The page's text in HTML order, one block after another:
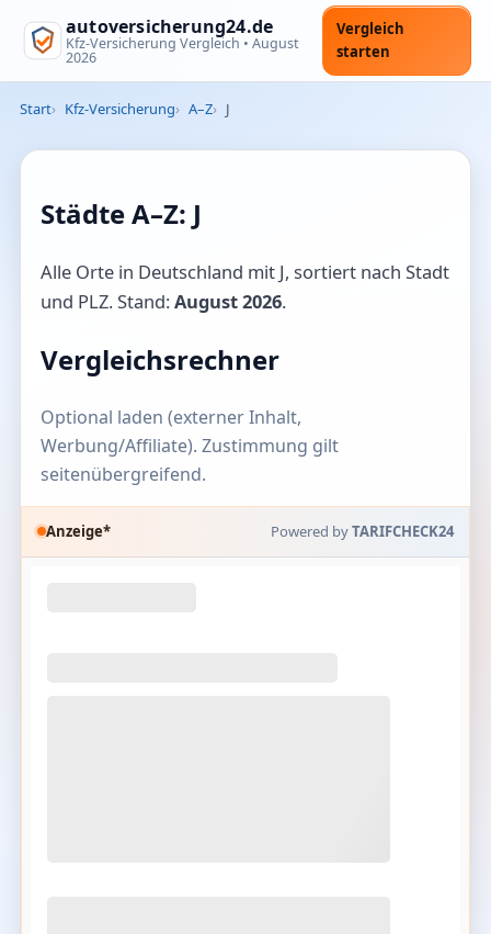
autoversicherung24.de
Kfz-Versicherung Vergleich • August
2026
Vergleich
starten
Start Kfz-Versicherung A–Z J
Städte A–Z: J
Alle Orte in Deutschland mit J, sortiert nach Stadt
und PLZ. Stand:August 2026.
Vergleichsrechner
Optional laden (externer Inhalt,
Werbung/Affiliate). Zustimmung gilt
seitenübergreifend.
Anzeige* Powered byTARIFCHECK24